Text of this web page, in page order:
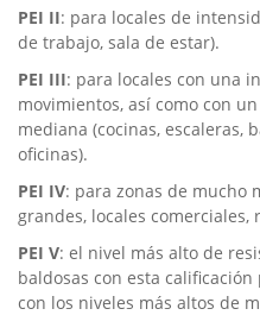
PEI II: para locales de
de trabajo, sala de estar).
PEI III: para locales con una
movimientos, así como con
mediana (cocinas, escaleras,
oficinas).
PEI IV: para zonas de mucho
grandes, locales comerciales,
PEI V: el nivel más alto de
baldosas con esta
con los niveles más altos de